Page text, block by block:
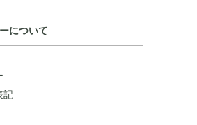
について
記